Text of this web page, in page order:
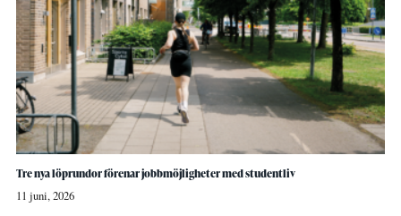
Tre nya löprundor förenar jobbmöjligheter med studentliv
11 juni, 2026